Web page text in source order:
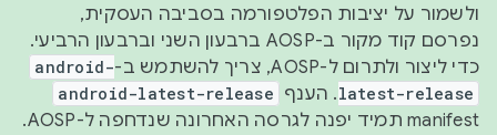
ולשמור על יציבות הפלטפורמה בסביבה העסקית,
נפרסם קוד מקור ב-AOSP ברבעון השני וברבעון הרביעי.
כדי ליצור ולתרום ל-AOSP, צריך להשתמש ב-
android-
latest-release. הענף android-latest-release
manifest תמיד יפנה לגרסה האחרונה שנדחפה ל-AOSP.